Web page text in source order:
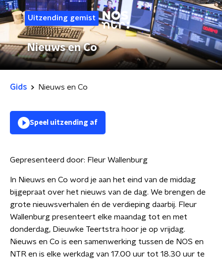
Uitzending gemist
Nieuws en Co
Gids Nieuws en Co
Speel uitzending af
Gepresenteerd door: Fleur Wallenburg
In Nieuws en Co word je aan het eind van de middag
bijgepraat over het nieuws van de dag. We brengen de
grote nieuwsverhalen én de verdieping daarbij. Fleur
Wallenburg presenteert elke maandag tot en met
donderdag, Dieuwke Teertstra hoor je op vrijdag.
Nieuws en Co is een samenwerking tussen de NOS en
NTR en is elke werkdag van 17.00 uur tot 18.30 uur te